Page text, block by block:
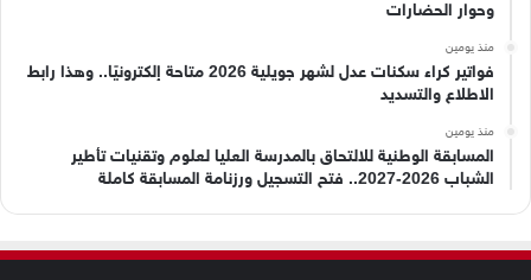
وحوار الحضارات
منذ يومين
فواتير كراء سكنات عدل لشهر جويلية 2026 متاحة إلكترونيًا.. وهذا رابط
الاطلاع والتسديد
منذ يومين
المسابقة الوطنية للالتحاق بالمدرسة العليا لعلوم وتقنيات تأطير
الشباب 2026-2027.. فتح التسجيل ورزنامة المسابقة كاملة